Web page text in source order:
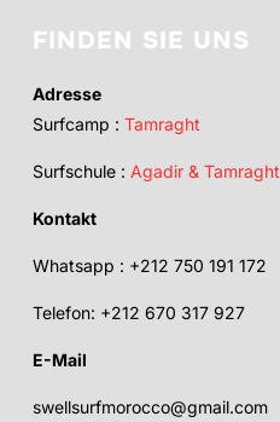
FINDEN SIE UNS
Adresse
Surfcamp : Tamraght
Surfschule : Agadir & Tamraght
Kontakt
Whatsapp : +212 750 191 172
Telefon: +212 670 317 927
E-Mail
swellsurfmorocco@gmail.com